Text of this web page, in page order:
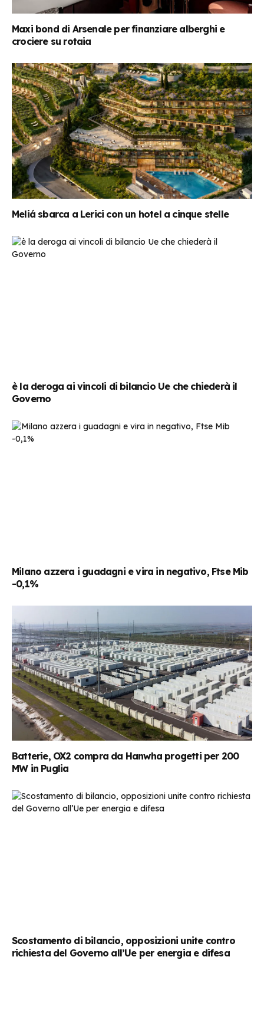
Maxi bond di Arsenale per finanziare alberghi e
crociere su rotaia
Meliá sbarca a Lerici con un hotel a cinque stelle
è la deroga ai vincoli di bilancio Ue che chiederà il
Governo
Milano azzera i guadagni e vira in negativo, Ftse Mib
-0,1%
Batterie, OX2 compra da Hanwha progetti per 200
MW in Puglia
Scostamento di bilancio, opposizioni unite contro
richiesta del Governo all’Ue per energia e difesa